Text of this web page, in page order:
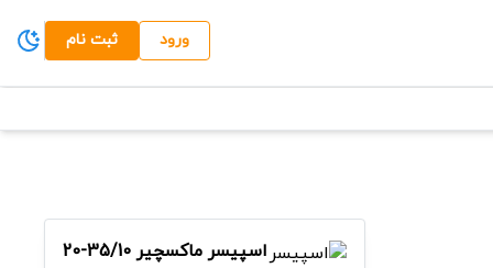
ورود ثبت نام
اسپیسر ماکسچیر 35/10-20